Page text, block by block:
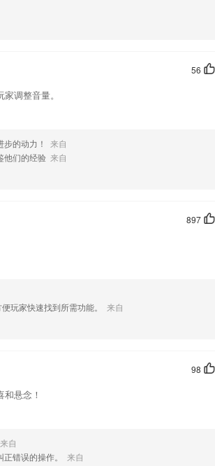
功能
56
调整音量。
的动力！
来自
他们的经验 来自
897
玩家快速找到所需功能。
来自
98
悬念！
来自
错误的操作。
来自